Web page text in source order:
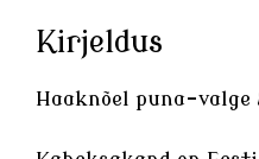
Kirjeldus
Haaknõel puna-valge